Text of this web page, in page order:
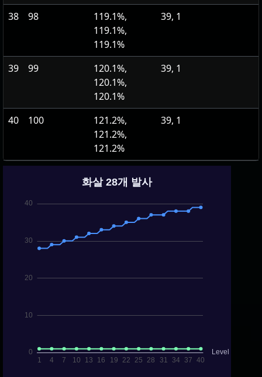
38 98
119.1%,
119.1%,
119.1%
39, 1
39 99
120.1%,
120.1%,
120.1%
39, 1
40 100
121.2%,
121.2%,
121.2%
39, 1